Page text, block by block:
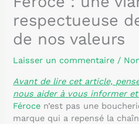
respectueuse
de nos valeurs
Laisser un commentaire /
Avant de lire cet article,
nous aider à vous informer
Féroce n’est pas une
marque qui a repensé la